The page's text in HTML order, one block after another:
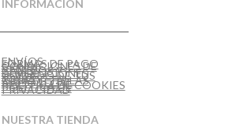
INFORMACIÓN
ENVÍOS
FORMAS DE PAGO
CONDICIONES DE
VENTA
CAMBIOS Y
DEVOLUCIONES
CUIDADO DE TUS
JOYAS
GUÍA DE TALLAS
AVISO LEGAL
POLÍTICA DE COOKIES
POLÍTICA DE
PRIVACIDAD
NUESTRA TIENDA